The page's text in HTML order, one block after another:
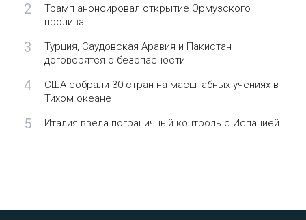
2
Трамп анонсировал открытие Ормузского
пролива
3
Турция, Саудовская Аравия и Пакистан
договорятся о безопасности
4
США собрали 30 стран на масштабных учениях в
Тихом океане
5 Италия ввела пограничный контроль с Испанией